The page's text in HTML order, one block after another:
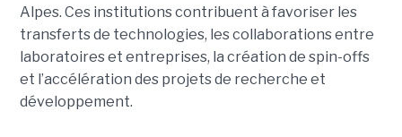
Alpes. Ces institutions contribuent à favoriser les
transferts de technologies, les collaborations entre
laboratoires et entreprises, la création de spin-offs
et l’accélération des projets de recherche et
développement.